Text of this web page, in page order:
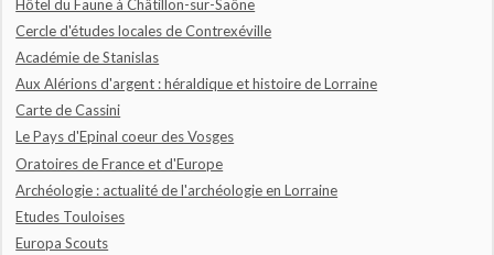
Hôtel du Faune à Châtillon-sur-Saône
Cercle d'études locales de Contrexéville
Académie de Stanislas
Aux Alérions d'argent : héraldique et histoire de Lorraine
Carte de Cassini
Le Pays d'Epinal coeur des Vosges
Oratoires de France et d'Europe
Archéologie : actualité de l'archéologie en Lorraine
Etudes Touloises
Europa Scouts